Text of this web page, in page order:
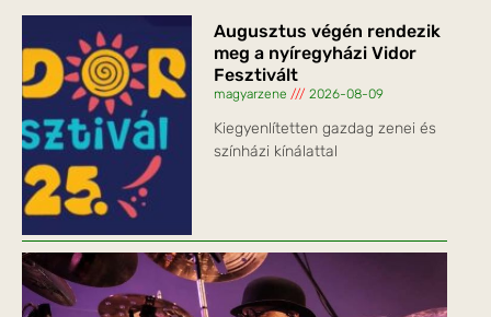
Augusztus végén rendezik
meg a nyíregyházi Vidor
Fesztivált
magyarzene 2026-08-09
Kiegyenlítetten gazdag zenei és
színházi kínálattal